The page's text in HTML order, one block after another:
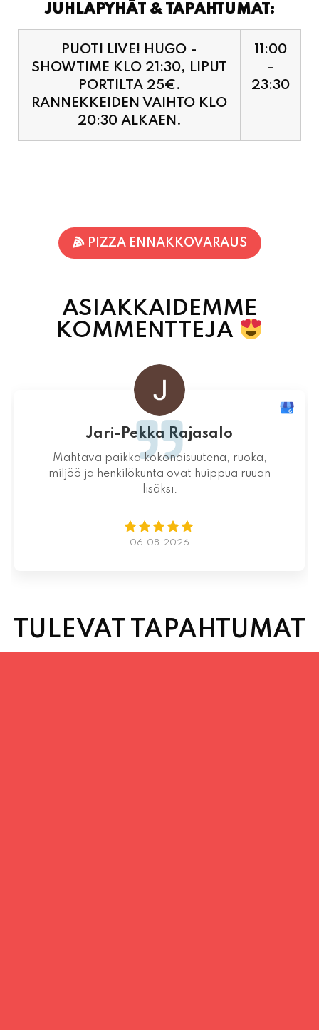
JUHLAPYHÄT & TAPAHTUMAT:
PUOTI LIVE! HUGO -
SHOWTIME KLO 21:30, LIPUT
PORTILTA 25€.
RANNEKKEIDEN VAIHTO KLO
20:30 ALKAEN.
11:00
-
23:30
PIZZA ENNAKKOVARAUS
ASIAKKAIDEMME
KOMMENTTEJA
Jari-Pekka Rajasalo
Mahtava paikka kokonaisuutena, ruoka,
miljöö ja henkilökunta ovat huippua ruuan
lisäksi.
06.08.2026
TULEVAT TAPAHTUMAT